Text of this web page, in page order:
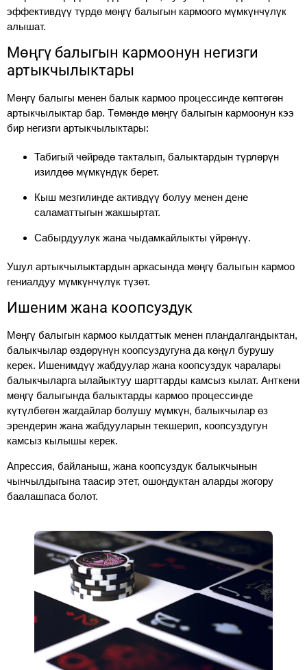
эффективдүү түрдө мөңгү балыгын кармоого мүмкүнчүлүк
алышат.
Мөңгү балыгын кармоонун негизги
артыкчылыктары
Мөңгү балыгы менен балык кармоо процессинде көптөгөн
артыкчылыктар бар. Төмөндө мөңгү балыгын кармоонун кээ
бир негизги артыкчылыктары:
Табигый чөйрөдө такталып, балыктардын түрлөрүн
изилдөө мүмкүндүк берет.
Кыш мезгилинде активдүү болуу менен дене
саламаттыгын жакшыртат.
Сабырдуулук жана чыдамкайлыкты үйрөнүү.
Ушул артыкчылыктардын аркасында мөңгү балыгын кармоо
гениалдуу мүмкүнчүлүк түзөт.
Ишеним жана коопсуздук
Мөңгү балыгын кармоо кылдаттык менен пландалгандыктан,
балыкчылар өздөрүнүн коопсуздугуна да көңүл бурушу
керек. Ишенимдүү жабдуулар жана коопсуздук чаралары
балыкчыларга ылайыктуу шарттарды камсыз кылат. Анткени
мөңгү балыгында балыктарды кармоо процессинде
күтүлбөгөн жагдайлар болушу мүмкүн, балыкчылар өз
эрендерин жана жабдууларын текшерип, коопсуздугун
камсыз кылышы керек.
Апрессия, байланыш, жана коопсуздук балыкчынын
чынчылдыгына таасир этет, ошондуктан аларды жогору
баалашпаса болот.